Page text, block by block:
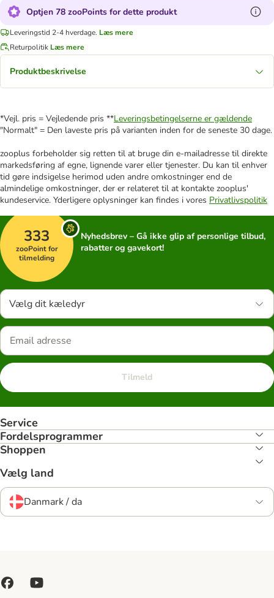
Optjen 78 zooPoints for dette produkt
Leveringstid 2-4 hverdage. Læs mere
Returpolitik Læs mere
Produktbeskrivelse
*Vejl. pris = Vejledende pris **Leveringsbetingelserne er gældende
"Normalt" = Den laveste pris på varianten inden for de seneste 30 dage.
zooplus forbeholder sig retten til at bruge din e-mailadresse til direkte
markedsføring af egne, lignende varer eller tjenester. Du kan til enhver
tid gøre indsigelse herimod uden andre omkostninger end de
almindelige omkostninger, der er relateret til at kontakte zooplus'
kundeservice. Yderligere oplysninger kan findes i vores Privatlivspolitik
333
zooPoint for
tilmelding
Nyhedsbrev – Gå ikke glip af personlige tilbud,
rabatter og gavekort!
Vælg dit kæledyr
Tilmeld
Service
Fordelsprogrammer
Shoppen
Vælg land
Danmark / da